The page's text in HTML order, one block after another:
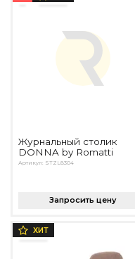
Все категории товаров
Реализованные проекты
Журнальный столик
DONNA by Romatti
Артикул: STZL8304
Запросить цену
ХИТ